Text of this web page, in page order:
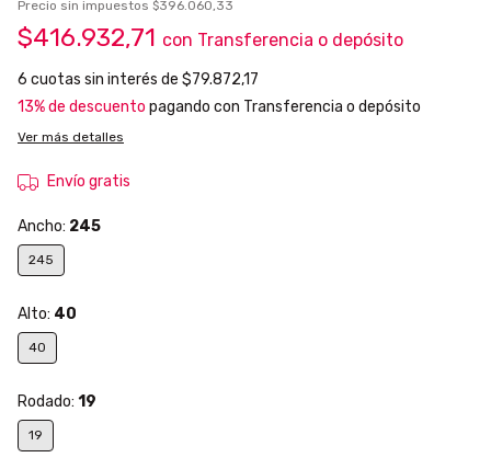
Precio sin impuestos $396.060,33
$416.932,71 con Transferencia o depósito
6 cuotas sin interés de $79.872,17
13% de descuento pagando con Transferencia o depósito
Ver más detalles
Envío gratis
Ancho: 245
245
Alto: 40
40
Rodado: 19
19